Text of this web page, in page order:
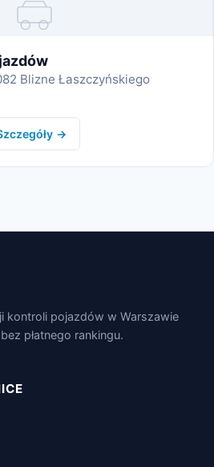
Miniatura
Blizne Łaszczyńskiego
→
kontroli pojazdów w Warszawie
płatnego rankingu.